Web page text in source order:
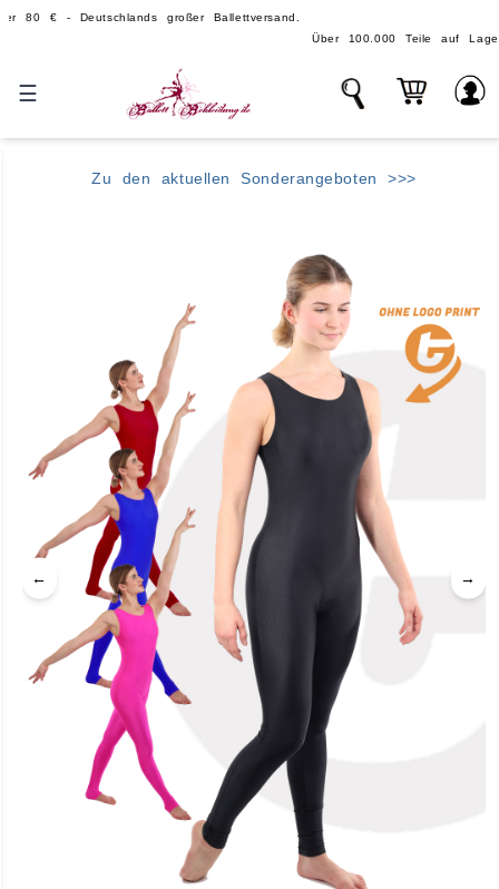
- Deutschlands großer Ballettversand.
Über 100.000 Teile auf Lager - echte,
☰
Zu den aktuellen Sonderangeboten >>>
← →